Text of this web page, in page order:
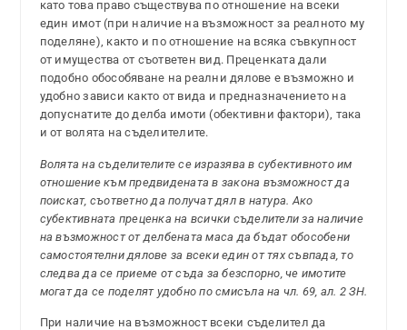
като това право съществува по отношение на всеки
един имот (при наличие на възможност за реалното му
поделяне), както и по отношение на всяка съвкупност
от имущества от съответен вид. Преценката дали
подобно обособяване на реални дялове е възможно и
удобно зависи както от вида и предназначението на
допуснатите до делба имоти (обективни фактори), така
и от волята на съделителите.
Волята на съделителите се изразява в субективното им
отношение към предвидената в закона възможност да
поискат, съответно да получат дял в натура. Ако
субективната преценка на всички съделители за наличие
на възможност от делбената маса да бъдат обособени
самостоятелни дялове за всеки един от тях съвпада, то
следва да се приеме от съда за безспорно, че имотите
могат да се поделят удобно по смисъла на чл. 69, ал. 2 ЗН.
При наличие на възможност всеки съделител да